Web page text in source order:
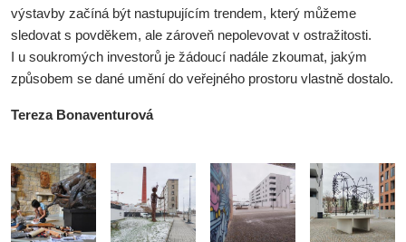
výstavby začíná být nastupujícím trendem, který můžeme
sledovat s povděkem, ale zároveň nepolevovat v ostražitosti.
I u soukromých investorů je žádoucí nadále zkoumat, jakým
způsobem se dané umění do veřejného prostoru vlastně dostalo.
Tereza Bonaventurová